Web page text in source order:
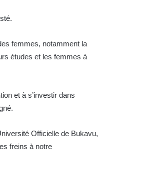
femmes, notamment la
études et les femmes à
et à s’investir dans
Officielle de Bukavu,
freins à notre